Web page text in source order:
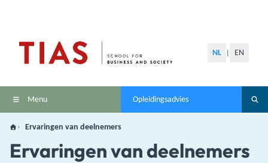
NL EN
Menu Opleidingsadvies
Ervaringen van deelnemers
Ervaringen van deelnemers